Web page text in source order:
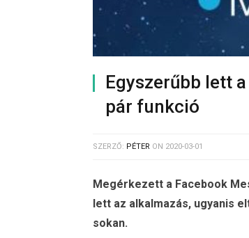
Egyszerűbb lett
pár funkció
SZERZŐ: PÉTER ON 2020-03-01
Megérkezett a Facebook
lett az alkalmazás, ugyanis
sokan.